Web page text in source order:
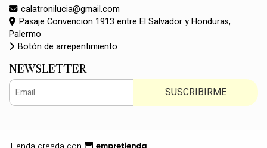
calatronilucia@gmail.com
Pasaje Convencion 1913 entre El Salvador y Honduras,
Palermo
Botón de arrepentimiento
NEWSLETTER
SUSCRIBIRME